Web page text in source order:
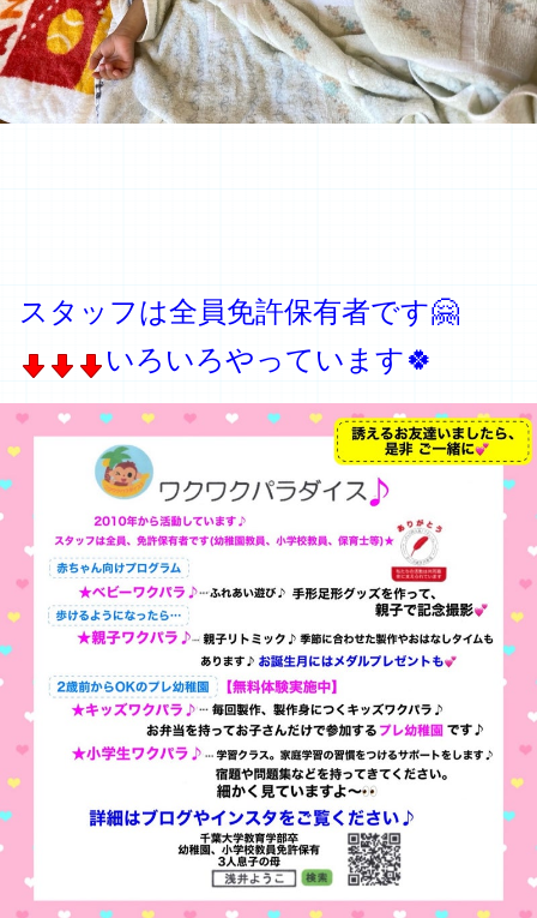
スタッフは全員免許保有者です🤗
いろいろやっています🍀